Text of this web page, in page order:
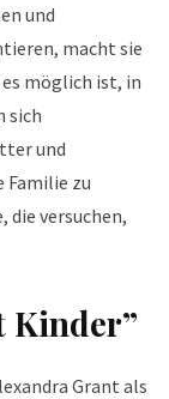
und
macht sie
möglich ist, in
sich
und
Familie zu
versuchen,
Kinder”
Grant als